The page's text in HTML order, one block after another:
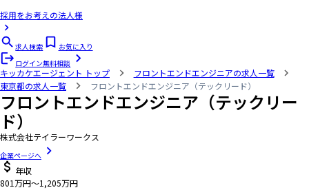
採用をお考えの法人様
求人検索
お気に入り
ログイン無料相談
キッカケエージェント トップ
フロントエンドエンジニアの求人一覧
東京都の求人一覧
フロントエンドエンジニア（テックリード）
フロントエンドエンジニア（テックリー
ド）
株式会社テイラーワークス
企業ページへ
年収
801万円〜1,205万円